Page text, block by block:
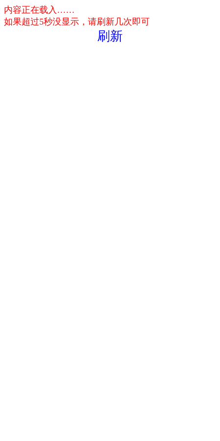
内容正在载入……
如果超过5秒没显示，请刷新几次即可
刷新